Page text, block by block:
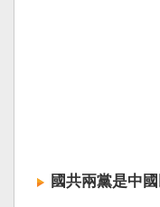
國共兩黨是中